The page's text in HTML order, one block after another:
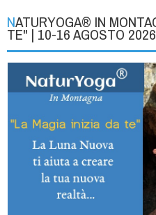
NATURYOGA® IN MONTAGNA "LA MAGIA INIZIA DA
TE" | 10-16 AGOSTO 2026